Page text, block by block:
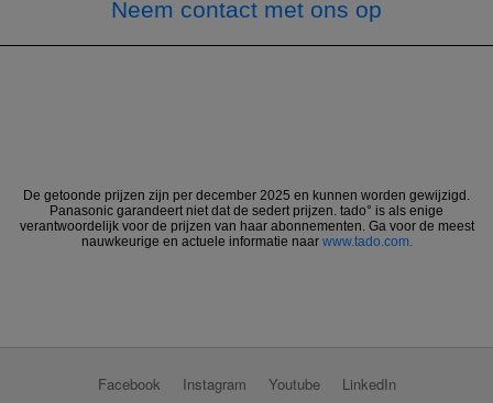
Neem contact met ons op
De getoonde prijzen zijn per december 2025 en kunnen worden gewijzigd.
Panasonic garandeert niet dat de sedert prijzen. tado° is als enige
verantwoordelijk voor de prijzen van haar abonnementen. Ga voor de meest
nauwkeurige en actuele informatie naar www.tado.com.
Facebook Instagram Youtube
LinkedIn